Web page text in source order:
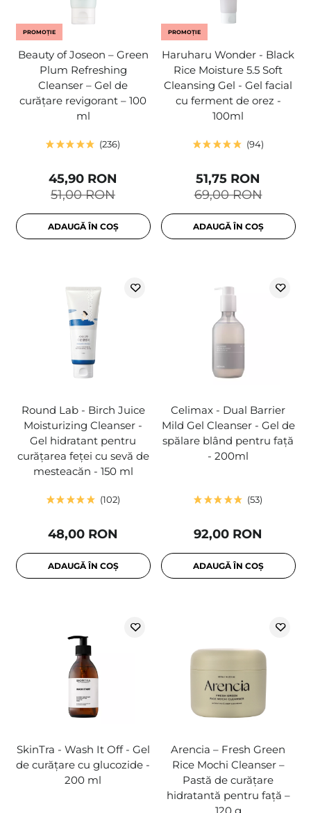
PROMOȚIE
Beauty of Joseon – Green
Plum Refreshing
Cleanser – Gel de
curățare revigorant – 100
ml
236
51,00 RON
45,90 RON
ADAUGĂ ÎN COȘ
PROMOȚIE
Haruharu Wonder - Black
Rice Moisture 5.5 Soft
Cleansing Gel - Gel facial
cu ferment de orez -
100ml
94
69,00 RON
51,75 RON
ADAUGĂ ÎN COȘ
Round Lab - Birch Juice
Moisturizing Cleanser -
Gel hidratant pentru
curățarea feței cu sevă de
mesteacăn - 150 ml
102
48,00 RON
ADAUGĂ ÎN COȘ
Celimax - Dual Barrier
Mild Gel Cleanser - Gel de
spălare blând pentru față
- 200ml
53
92,00 RON
ADAUGĂ ÎN COȘ
SkinTra - Wash It Off - Gel
de curățare cu glucozide -
200 ml
Arencia – Fresh Green
Rice Mochi Cleanser –
Pastă de curățare
hidratantă pentru față –